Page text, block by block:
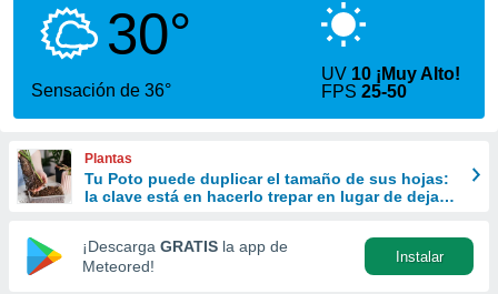
calidad.
a este
las
y
forma
digital
basada
30°
Sensación de 36°
UV 10 ¡Muy Alto!
FPS25-50
Plantas
Tu Poto puede duplicar el tamaño de sus hojas:
la clave está en hacerlo trepar en lugar de dejarlo
¡Descarga GRATIS la app de
Meteored!
Instalar